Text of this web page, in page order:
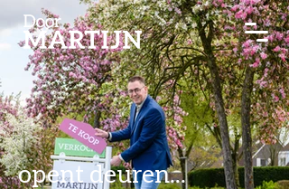
opent deuren...